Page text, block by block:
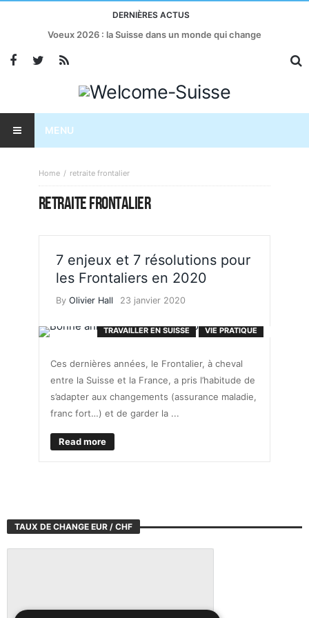
DERNIÈRES ACTUS
Voeux 2026 : la Suisse dans un monde qui change
MENU
Home retraite frontalier
RETRAITE FRONTALIER
7 enjeux et 7 résolutions pour
les Frontaliers en 2020
By Olivier Hall 23 janvier 2020
TRAVAILLER EN SUISSE VIE PRATIQUE
Ces dernières années, le Frontalier, à cheval
entre la Suisse et la France, a pris l’habitude de
s’adapter aux changements (assurance maladie,
franc fort…) et de garder la ...
Read more
TAUX DE CHANGE EUR / CHF